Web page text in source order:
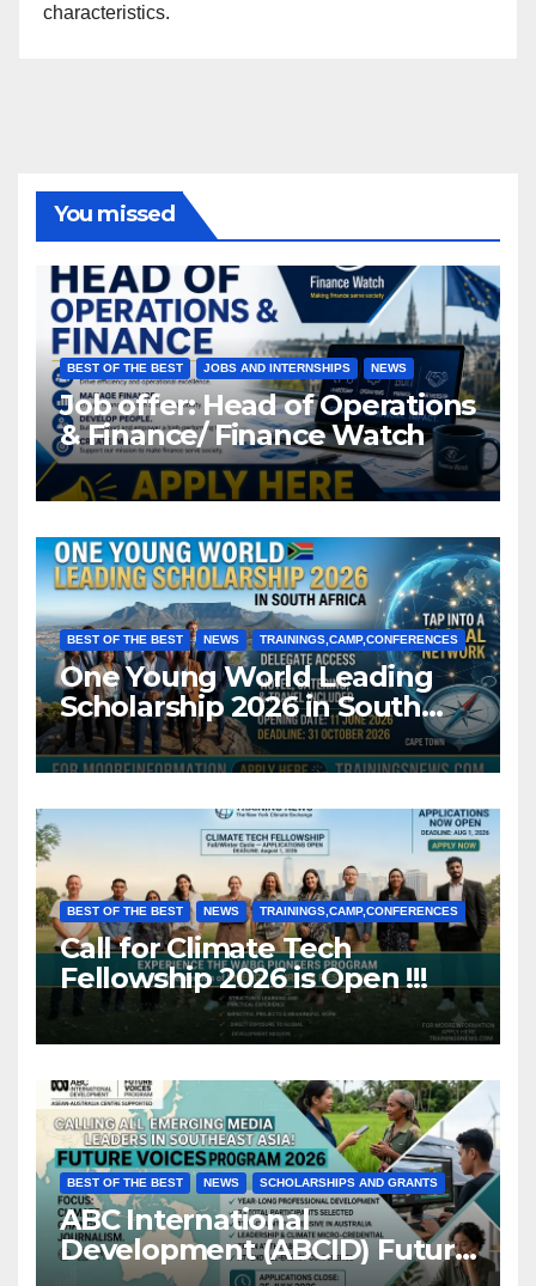
characteristics.
You missed
BEST OF THE BEST JOBS AND INTERNSHIPS NEWS
Job offer: Head of Operations
& Finance/ Finance Watch
BEST OF THE BEST NEWS TRAININGS,CAMP,CONFERENCES
One Young World Leading
Scholarship 2026 in South
Africa (Fully Funded)
BEST OF THE BEST NEWS TRAININGS,CAMP,CONFERENCES
Call for Climate Tech
Fellowship 2026 is Open !!!
BEST OF THE BEST NEWS SCHOLARSHIPS AND GRANTS
ABC International
Development (ABCID) Future